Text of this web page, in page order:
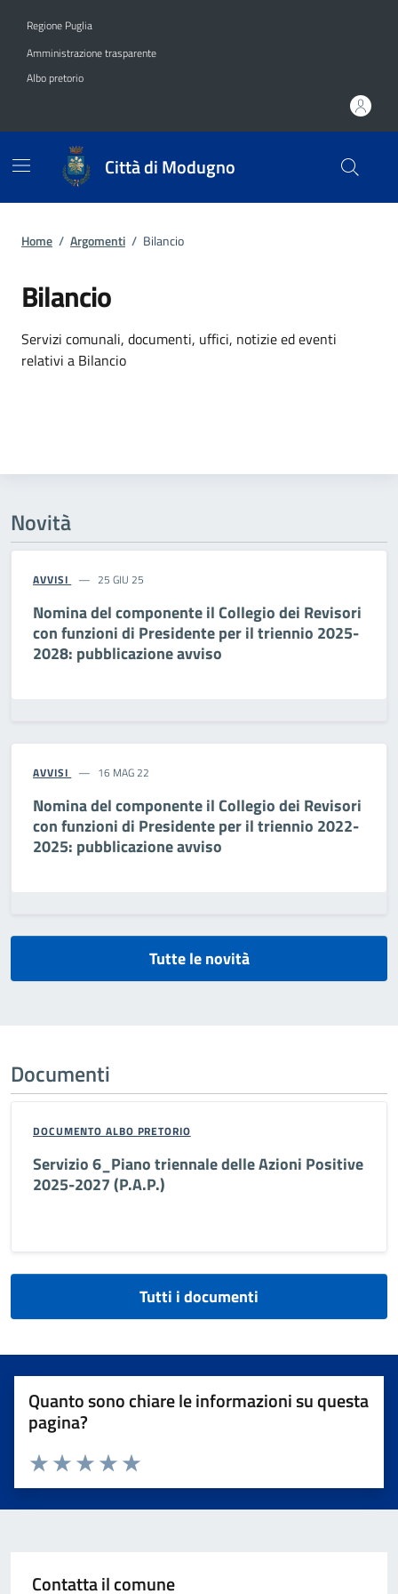
Regione Puglia
Amministrazione trasparente
Albo pretorio
Città di Modugno
Home / Argomenti / Bilancio
Bilancio
Dettagli dell'argomento
Servizi comunali, documenti, uffici, notizie ed eventi
relativi a Bilancio
Novità
AVVISI 25 GIU 25
Nomina del componente il Collegio dei Revisori
con funzioni di Presidente per il triennio 2025-
2028: pubblicazione avviso
AVVISI 16 MAG 22
Nomina del componente il Collegio dei Revisori
con funzioni di Presidente per il triennio 2022-
2025: pubblicazione avviso
Tutte le novità
Documenti
DOCUMENTO ALBO PRETORIO
Servizio 6_Piano triennale delle Azioni Positive
2025-2027 (P.A.P.)
Tutti i documenti
Quanto sono chiare le informazioni su questa
pagina?
Valuta da 1 a 5 stelle la pagina
Valuta 5 stelle su 5
Valuta 4 stelle su 5
Valuta 3 stelle su 5
Valuta 2 stelle su 5
Valuta 1 stelle su 5
Contatta il comune